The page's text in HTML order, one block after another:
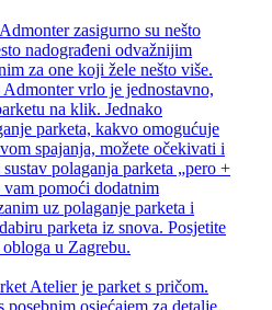
zasigurno su nešto
nadograđeni odvažnijim
za one koji žele nešto više.
Admonter vrlo je jednostavno,
na klik. Jednako
parketa, kakvo omogućuje
spajanja, možete očekivati i
polaganja parketa „pero +
vam pomoći dodatnim
uz polaganje parketa i
parketa iz snova. Posjetite
u Zagrebu.
Atelier je parket s pričom.
posebnim osjećajem za detalje,